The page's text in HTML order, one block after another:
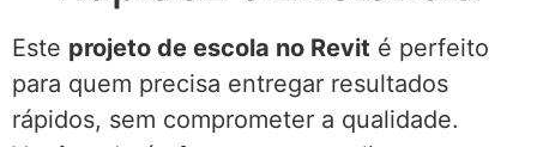
Este projeto de escola no Revit é perfeito
para quem precisa entregar resultados
rápidos, sem comprometer a qualidade.